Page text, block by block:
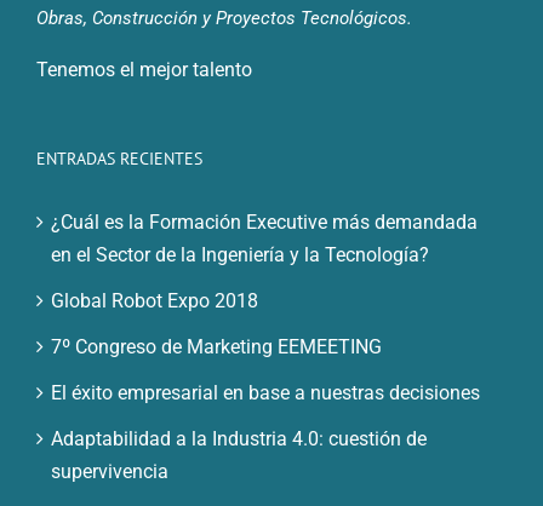
Obras, Construcción y Proyectos Tecnológicos.
Tenemos el mejor talento
ENTRADAS RECIENTES
¿Cuál es la Formación Executive más demandada
en el Sector de la Ingeniería y la Tecnología?
Global Robot Expo 2018
7º Congreso de Marketing EEMEETING
El éxito empresarial en base a nuestras decisiones
Adaptabilidad a la Industria 4.0: cuestión de
supervivencia